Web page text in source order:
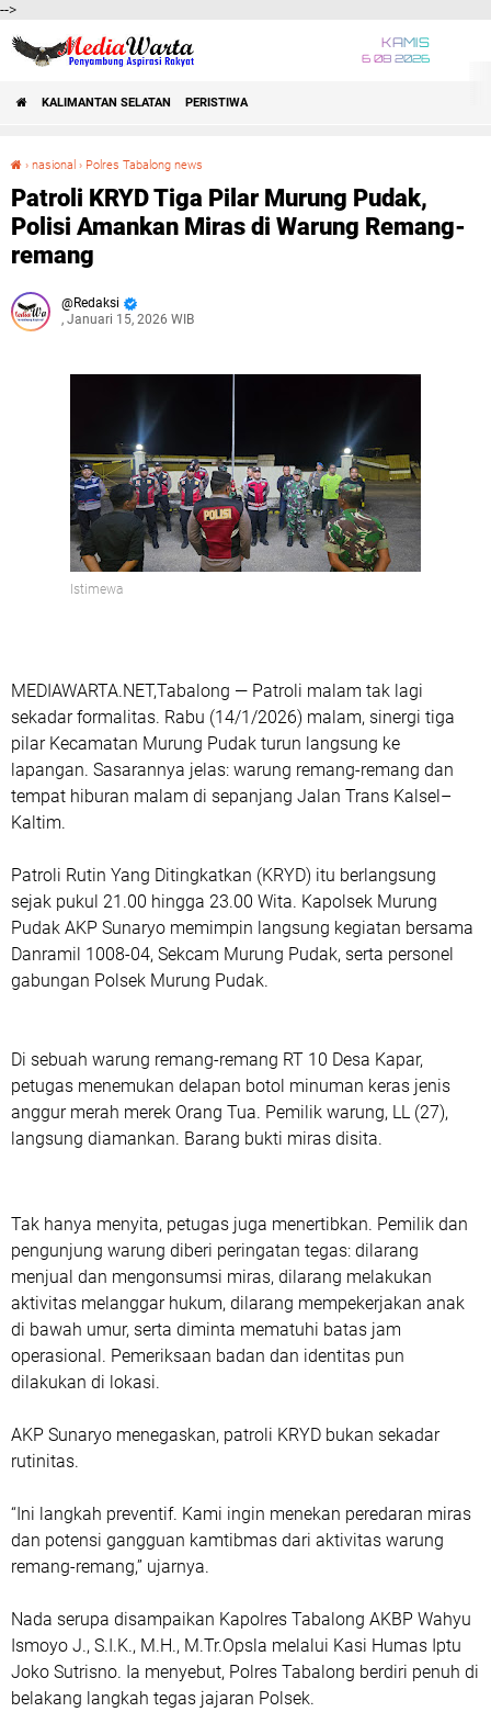
-->
KAMIS
6 08 2026
KALIMANTAN SELATAN PERISTIWA
› nasional › Polres Tabalong news
Patroli KRYD Tiga Pilar Murung Pudak,
Polisi Amankan Miras di Warung Remang-
remang
Redaksi
, Januari 15, 2026 WIB
Istimewa
MEDIAWARTA.NET,Tabalong — Patroli malam tak lagi
sekadar formalitas. Rabu (14/1/2026) malam, sinergi tiga
pilar Kecamatan Murung Pudak turun langsung ke
lapangan. Sasarannya jelas: warung remang-remang dan
tempat hiburan malam di sepanjang Jalan Trans Kalsel–
Kaltim.
Patroli Rutin Yang Ditingkatkan (KRYD) itu berlangsung
sejak pukul 21.00 hingga 23.00 Wita. Kapolsek Murung
Pudak AKP Sunaryo memimpin langsung kegiatan bersama
Danramil 1008-04, Sekcam Murung Pudak, serta personel
gabungan Polsek Murung Pudak.
Di sebuah warung remang-remang RT 10 Desa Kapar,
petugas menemukan delapan botol minuman keras jenis
anggur merah merek Orang Tua. Pemilik warung, LL (27),
langsung diamankan. Barang bukti miras disita.
Tak hanya menyita, petugas juga menertibkan. Pemilik dan
pengunjung warung diberi peringatan tegas: dilarang
menjual dan mengonsumsi miras, dilarang melakukan
aktivitas melanggar hukum, dilarang mempekerjakan anak
di bawah umur, serta diminta mematuhi batas jam
operasional. Pemeriksaan badan dan identitas pun
dilakukan di lokasi.
AKP Sunaryo menegaskan, patroli KRYD bukan sekadar
rutinitas.
“Ini langkah preventif. Kami ingin menekan peredaran miras
dan potensi gangguan kamtibmas dari aktivitas warung
remang-remang,” ujarnya.
Nada serupa disampaikan Kapolres Tabalong AKBP Wahyu
Ismoyo J., S.I.K., M.H., M.Tr.Opsla melalui Kasi Humas Iptu
Joko Sutrisno. Ia menyebut, Polres Tabalong berdiri penuh di
belakang langkah tegas jajaran Polsek.